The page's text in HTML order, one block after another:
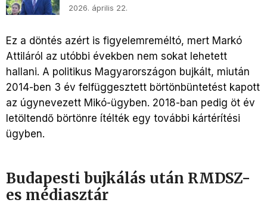
2026. április 22.
Ez a döntés azért is figyelemreméltó, mert Markó
Attiláról az utóbbi években nem sokat lehetett
hallani. A politikus Magyarországon bujkált, miután
2014-ben 3 év felfüggesztett börtönbüntetést kapott
az úgynevezett Mikó-ügyben. 2018-ban pedig öt év
letöltendő börtönre ítélték egy további kártérítési
ügyben.
Budapesti bujkálás után RMDSZ-
es médiasztár